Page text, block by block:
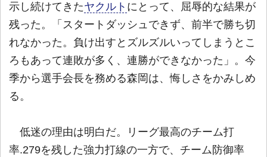
示し続けてきたヤクルト にとって、屈辱的な結果が
残った。「スタートダッシュできず、前半で勝ち切
れなかった。負け出すとズルズルいってしまうとこ
ろもあって連敗が多く、連勝ができなかった」。今
季から選手会長を務める森岡は、悔しさをかみしめ
る。
低迷の理由は明白だ。リーグ最高のチーム打
率.279を残した強力打線の一方で、チーム防御率